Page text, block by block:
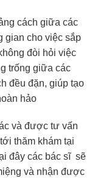
cách giữa các
gian cho việc sắp
đòi hỏi việc
trống giữa các
đều đặn, giúp tạo
hảo
và được tư vấn
thăm khám tại
đây các bác sĩ sẽ
và nhận được